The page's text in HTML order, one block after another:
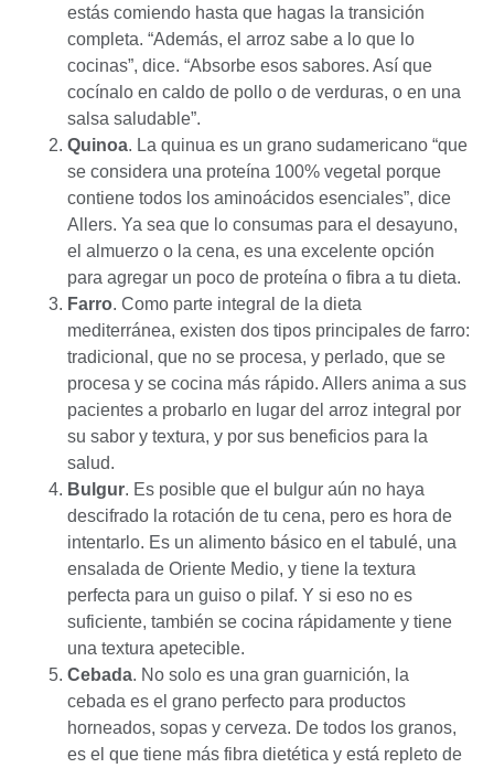
estás comiendo hasta que hagas la transición
completa. “Además, el arroz sabe a lo que lo
cocinas”, dice. “Absorbe esos sabores. Así que
cocínalo en caldo de pollo o de verduras, o en una
salsa saludable”.
Quinoa. La quinua es un grano sudamericano “que
se considera una proteína 100% vegetal porque
contiene todos los aminoácidos esenciales”, dice
Allers. Ya sea que lo consumas para el desayuno,
el almuerzo o la cena, es una excelente opción
para agregar un poco de proteína o fibra a tu dieta.
Farro. Como parte integral de la dieta
mediterránea, existen dos tipos principales de farro:
tradicional, que no se procesa, y perlado, que se
procesa y se cocina más rápido. Allers anima a sus
pacientes a probarlo en lugar del arroz integral por
su sabor y textura, y por sus beneficios para la
salud.
Bulgur. Es posible que el bulgur aún no haya
descifrado la rotación de tu cena, pero es hora de
intentarlo. Es un alimento básico en el tabulé, una
ensalada de Oriente Medio, y tiene la textura
perfecta para un guiso o pilaf. Y si eso no es
suficiente, también se cocina rápidamente y tiene
una textura apetecible.
Cebada. No solo es una gran guarnición, la
cebada es el grano perfecto para productos
horneados, sopas y cerveza. De todos los granos,
es el que tiene más fibra dietética y está repleto de